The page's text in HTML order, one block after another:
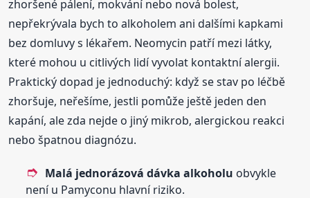
zhoršené pálení, mokvání nebo nová bolest,
nepřekrývala bych to alkoholem ani dalšími kapkami
bez domluvy s lékařem. Neomycin patří mezi látky,
které mohou u citlivých lidí vyvolat kontaktní alergii.
Praktický dopad je jednoduchý: když se stav po léčbě
zhoršuje, neřešíme, jestli pomůže ještě jeden den
kapání, ale zda nejde o jiný mikrob, alergickou reakci
nebo špatnou diagnózu.
Malá jednorázová dávka alkoholu obvykle
není u Pamyconu hlavní riziko.